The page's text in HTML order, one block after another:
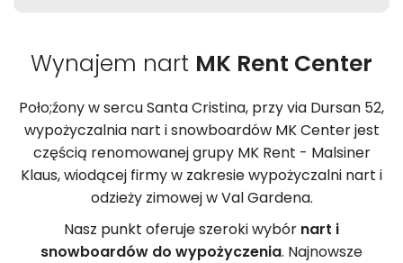
Wynajem nart MK Rent Center
Poło;źony w sercu Santa Cristina, przy via Dursan 52,
wypożyczalnia nart i snowboardów MK Center jest
częścią renomowanej grupy MK Rent - Malsiner
Klaus, wiodącej firmy w zakresie wypożyczalni nart i
odzieży zimowej w Val Gardena.
Nasz punkt oferuje szeroki wybór nart i
snowboardów do wypożyczenia. Najnowsze